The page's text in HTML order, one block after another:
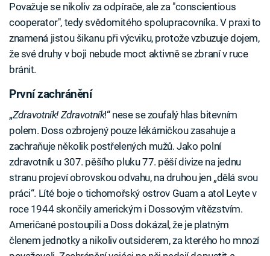
Považuje se nikoliv za odpírače, ale za "conscientious
cooperator", tedy svědomitého spolupracovníka. V praxi to
znamená jistou šikanu při výcviku, protože vzbuzuje dojem,
že své druhy v boji nebude moct aktivně se zbraní v ruce
bránit.
První zachránění
„Zdravotník! Zdravotník!“ nese se zoufalý hlas bitevním
polem. Doss ozbrojený pouze lékárničkou zasahuje a
zachraňuje několik postřelených mužů. Jako polní
zdravotník u 307. pěšího pluku 77. pěší divize na jednu
stranu projeví obrovskou odvahu, na druhou jen „dělá svou
práci“. Líté boje o tichomořský ostrov Guam a atol Leyte v
roce 1944 skončily americkým i Dossovým vítězstvím.
Američané postoupili a Doss dokázal, že je platným
členem jednotky a nikoliv outsiderem, za kterého ho mnozí